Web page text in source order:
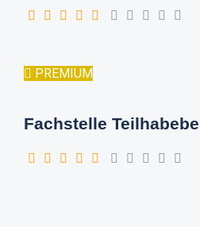
PREMIUM
Fachstelle